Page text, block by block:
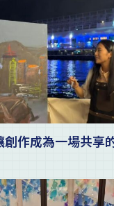
作成為一場共享